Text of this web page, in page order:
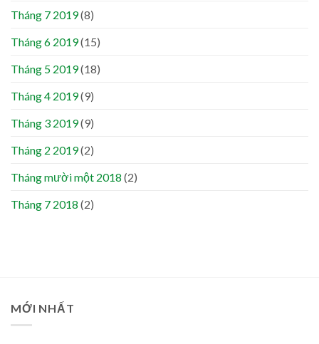
Tháng 7 2019(8)
Tháng 6 2019(15)
Tháng 5 2019(18)
Tháng 4 2019(9)
Tháng 3 2019(9)
Tháng 2 2019(2)
Tháng mười một 2018 (2)
Tháng 7 2018 (2)
MỚI NHẤT